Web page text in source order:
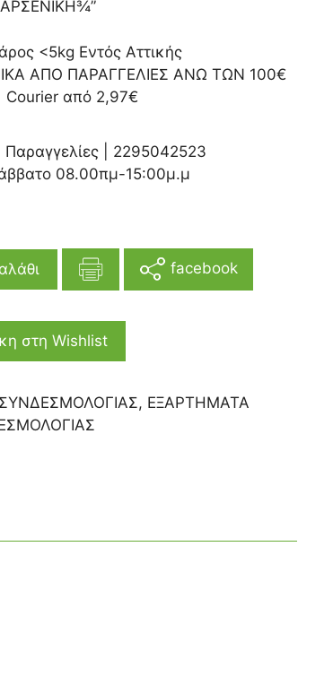
<5kg Εντός Αττικής
ΑΠΟ ΠΑΡΑΓΓΕΛΙΕΣ ΑΝΩ ΤΩΝ 100€
Courier από 2,97€
| 2295042523
08.00πμ-15:00μ.μ
facebook
στη Wishlist
, ΕΞΑΡΤΗΜΑΤΑ